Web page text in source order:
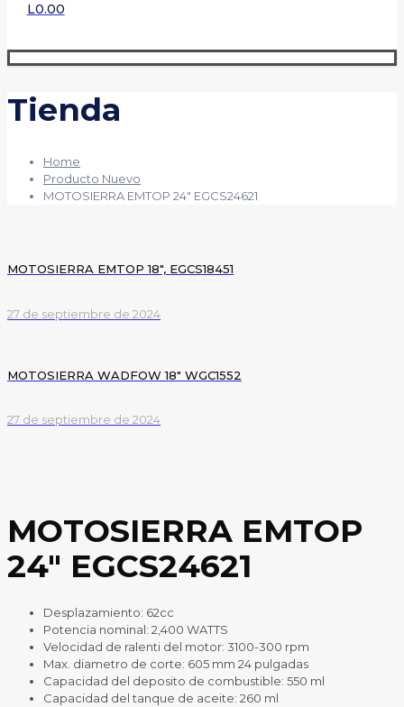
L0.00
Tienda
Home
Producto Nuevo
MOTOSIERRA EMTOP 24″ EGCS24621
MOTOSIERRA EMTOP 18″, EGCS18451
27 de septiembre de 2024
MOTOSIERRA WADFOW 18″ WGC1552
27 de septiembre de 2024
MOTOSIERRA EMTOP
24″ EGCS24621
Desplazamiento: 62cc
Potencia nominal: 2,400 WATTS
Velocidad de ralenti del motor: 3100-300 rpm
Max. diametro de corte: 605 mm 24 pulgadas
Capacidad del deposito de combustible: 550 ml
Capacidad del tanque de aceite: 260 ml